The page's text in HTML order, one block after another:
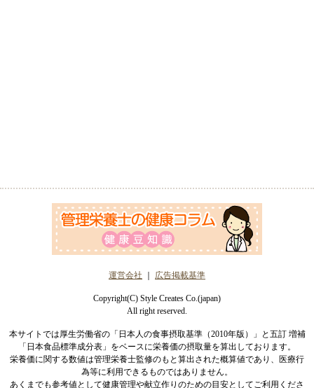
運営会社 ｜ 広告掲載基準
Copyright(C) Style Creates Co.(japan)
All right reserved.
本サイトでは厚生労働省の「日本人の食事摂取基準（2010年版）」と五訂 増補
「日本食品標準成分表」をベースに栄養価の摂取量を算出しております。
栄養価に関する数値は管理栄養士監修のもと算出された概算値であり、医療行
為等に利用できるものではありません。
あくまでも参考値として健康管理や献立作りのための目安としてご利用くださ